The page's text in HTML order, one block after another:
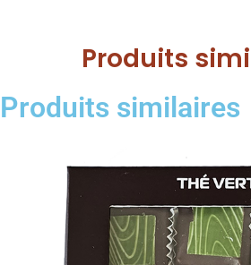
Produits
Produits similaires